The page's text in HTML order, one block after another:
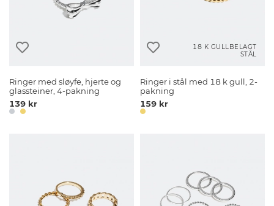
Ringer med sløyfe, hjerte og
glassteiner, 4-pakning
139 kr
18 K GULLBELAGT
STÅL
Ringer i stål med 18 k gull, 2-
pakning
159 kr